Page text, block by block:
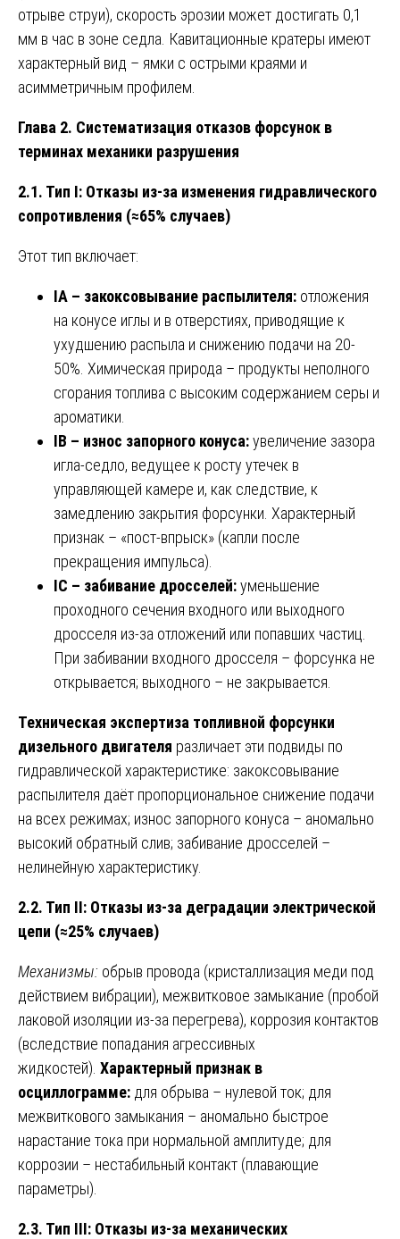
отрыве струи), скорость эрозии может достигать 0,1
мм в час в зоне седла. Кавитационные кратеры имеют
характерный вид – ямки с острыми краями и
асимметричным профилем.
Глава 2. Систематизация отказов форсунок в
терминах механики разрушения
2.1. Тип I: Отказы из-за изменения гидравлического
сопротивления (≈65% случаев)
Этот тип включает:
IA – закоксовывание распылителя: отложения
на конусе иглы и в отверстиях, приводящие к
ухудшению распыла и снижению подачи на 20-
50%. Химическая природа – продукты неполного
сгорания топлива с высоким содержанием серы и
ароматики.
IB – износ запорного конуса:увеличение зазора
игла-седло, ведущее к росту утечек в
управляющей камере и, как следствие, к
замедлению закрытия форсунки. Характерный
признак – «пост-впрыск» (капли после
прекращения импульса).
IC – забивание дросселей:уменьшение
проходного сечения входного или выходного
дросселя из-за отложений или попавших частиц.
При забивании входного дросселя – форсунка не
открывается; выходного – не закрывается.
Техническая экспертиза топливной форсунки
дизельного двигателя различает эти подвиды по
гидравлической характеристике: закоксовывание
распылителя даёт пропорциональное снижение подачи
на всех режимах; износ запорного конуса – аномально
высокий обратный слив; забивание дросселей –
нелинейную характеристику.
2.2. Тип II: Отказы из-за деградации электрической
цепи (≈25% случаев)
Механизмы: обрыв провода (кристаллизация меди под
действием вибрации), межвитковое замыкание (пробой
лаковой изоляции из-за перегрева), коррозия контактов
(вследствие попадания агрессивных
жидкостей). Характерный признак в
осциллограмме: для обрыва – нулевой ток; для
межвиткового замыкания – аномально быстрое
нарастание тока при нормальной амплитуде; для
коррозии – нестабильный контакт (плавающие
параметры).
2.3. Тип III: Отказы из-за механических